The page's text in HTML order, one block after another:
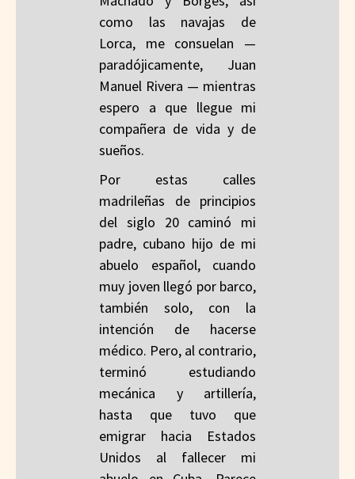
como las navajas de
Lorca, me consuelan —
paradójicamente, Juan
Manuel Rivera — mientras
espero a que llegue mi
compañera de vida y de
sueños.
Por estas calles
madrileñas de principios
del siglo 20 caminó mi
padre, cubano hijo de mi
abuelo español, cuando
muy joven llegó por barco,
también solo, con la
intención de hacerse
médico. Pero, al contrario,
terminó estudiando
mecánica y artillería,
hasta que tuvo que
emigrar hacia Estados
Unidos al fallecer mi